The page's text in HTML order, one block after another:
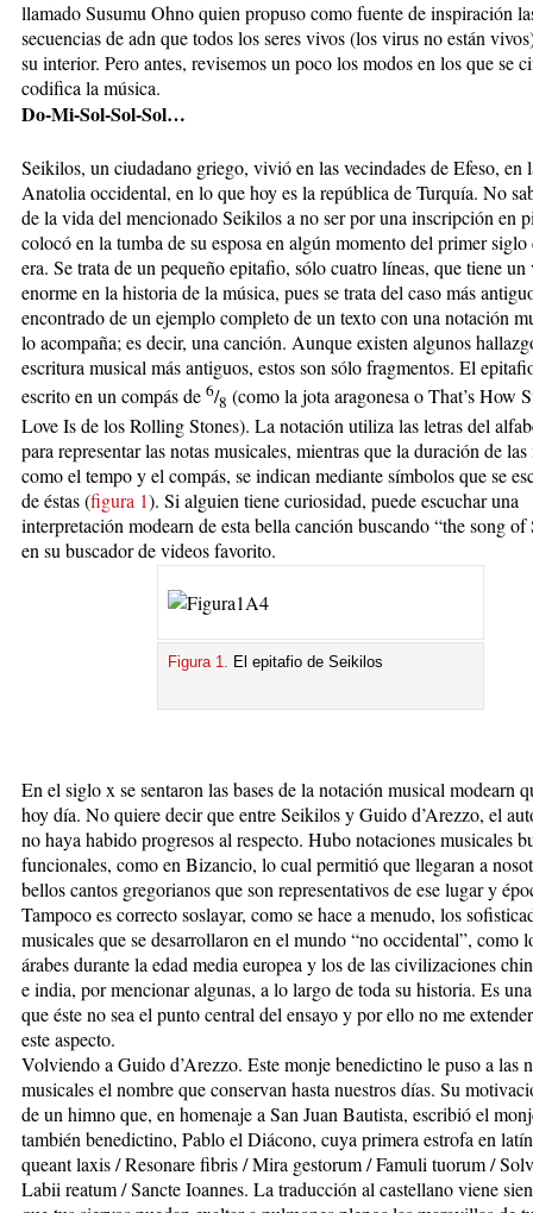
llamado Susumu Ohno quien propuso como fuente de inspiración
secuencias de adn que todos los seres vivos (los virus no están
su interior. Pero antes, revisemos un poco los modos en los que se
codifica la música.
Do-Mi-Sol-Sol-Sol…
Seikilos, un ciudadano griego, vivió en las vecindades de Efeso, en
Anatolia occidental, en lo que hoy es la república de Turquía. No
de la vida del mencionado Seikilos a no ser por una inscripción en
colocó en la tumba de su esposa en algún momento del primer siglo
era. Se trata de un pequeño epitafio, sólo cuatro líneas, que tiene un
enorme en la historia de la música, pues se trata del caso más
encontrado de un ejemplo completo de un texto con una notación
lo acompaña; es decir, una canción. Aunque existen algunos
escritura musical más antiguos, estos son sólo fragmentos. El
escrito en un compás de 6/8 (como la jota aragonesa o That’s How
Love Is de los Rolling Stones). La notación utiliza las letras del
para representar las notas musicales, mientras que la duración de las
como el tempo y el compás, se indican mediante símbolos que se
de éstas (figura 1). Si alguien tiene curiosidad, puede escuchar una
interpretación modearn de esta bella canción buscando “the song of
en su buscador de videos favorito.
Figura 1. El epitafio de Seikilos
En el siglo x se sentaron las bases de la notación musical modearn
hoy día. No quiere decir que entre Seikilos y Guido d’Arezzo, el
no haya habido progresos al respecto. Hubo notaciones musicales
funcionales, como en Bizancio, lo cual permitió que llegaran a
bellos cantos gregorianos que son representativos de ese lugar y
Tampoco es correcto soslayar, como se hace a menudo, los
musicales que se desarrollaron en el mundo “no occidental”, como
árabes durante la edad media europea y los de las civilizaciones
e india, por mencionar algunas, a lo largo de toda su historia. Es
que éste no sea el punto central del ensayo y por ello no me
este aspecto.
Volviendo a Guido d’Arezzo. Este monje benedictino le puso a las
musicales el nombre que conservan hasta nuestros días. Su
de un himno que, en homenaje a San Juan Bautista, escribió el
también benedictino, Pablo el Diácono, cuya primera estrofa en
queant laxis / Resonare fibris / Mira gestorum / Famuli tuorum /
Labii reatum / Sancte Ioannes. La traducción al castellano viene